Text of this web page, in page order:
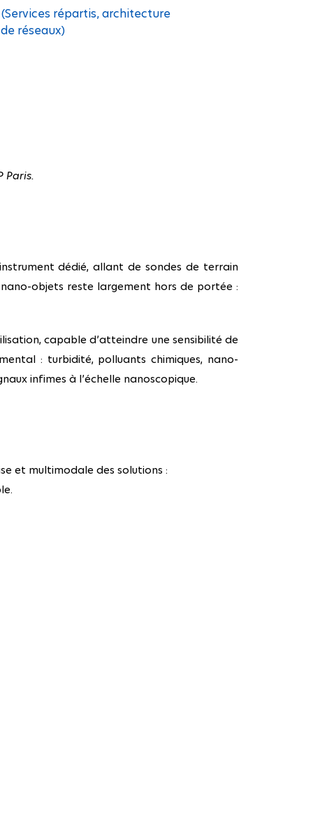
répartis, architecture
réseaux)
Paris.
dédié, allant de sondes de terrain
objets reste largement hors de portée :
capable d’atteindre une sensibilité de
: turbidité, polluants chimiques, nano-
infimes à l’échelle nanoscopique.
et multimodale des solutions :